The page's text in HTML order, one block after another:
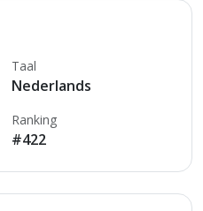
Taal
Nederlands
Ranking
#422